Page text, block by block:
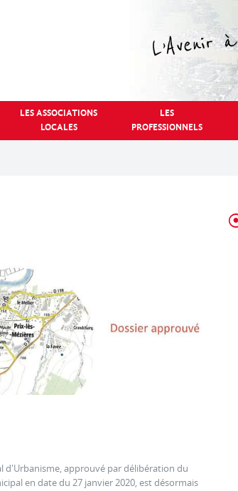
LES ASSOCIATIONS
LOCALES
LES
PROFESSIONNELS
d'Urbanisme, approuvé par délibération du
en date du 27 janvier 2020, est désormais